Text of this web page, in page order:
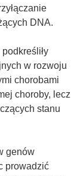
DNA.
w rozwoju
chorobami
choroby, lecz
stanu
genów
prowadzić